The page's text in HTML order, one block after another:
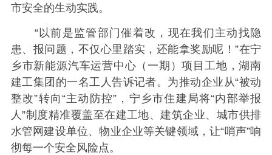
市安全的生动实践。
“以前是监管部门催着改，现在我们主动找隐
患、报问题，不仅心里踏实，还能拿奖励呢！”在宁
乡市新能源汽车运营中心（一期）项目工地，湖南
建工集团的一名工人告诉记者。为推动企业从“被动
整改”转向“主动防控”，宁乡市住建局将“内部举报
人”制度精准覆盖至在建工地、建筑企业、城市供排
水管网建设单位、物业企业等关键领域，让“哨声”响
彻每一个安全风险点。